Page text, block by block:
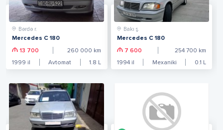
Bərdə r.
Mercedes C 180
13 700 260 000 km
1999 il Avtomat 1.8 L
Bakı ş.
Mercedes C 180
7 600 254 700 km
1994il Mexaniki 0.1 L